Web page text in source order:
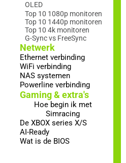
OLED
Top 10 1080p monitoren
Top 10 1440p monitoren
Top 10 4k monitoren
G-Sync vs FreeSync
Netwerk
Ethernet verbinding
WiFi verbinding
NAS systemen
Powerline verbinding
Gaming & extra's
Hoe begin ik met
Simracing
De XBOX series X/S
AI-Ready
Wat is de BIOS